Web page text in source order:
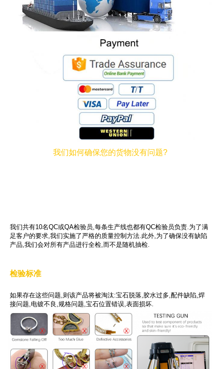
我们如何确保您的货物没有问题?
我们共有10名QC或QA检验员,每条生产线也都有QC检验员负责.为了满
足客户的要求,我们实施了严格的质量控制方法.此外,为了确保没有缺陷
产品,我们会对所有产品进行全检,而不是随机抽检.
检验标准
如果存在这些问题,则该产品将被淘汰:宝石脱落,胶水过多,配件缺陷,焊
接问题,电镀不良,规格问题,宝石位置错误,表面损坏.